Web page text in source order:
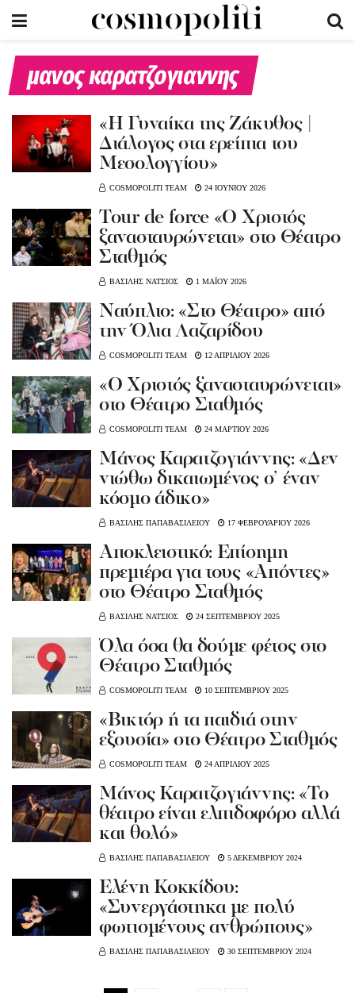
μανος καρατζογιαννης
«Η Γυναίκα της Ζάκυθος |
Διάλογος στα ερείπια του
Μεσολογγίου»
COSMOPOLITI TEAM 24 ΙΟΥΝΙΟΥ 2026
Tour de force «Ο Χριστός
ξανασταυρώνεται» στο Θέατρο
Σταθμός
ΒΑΣΙΛΗΣ ΝΑΤΣΙΟΣ 1 ΜΑΪΟΥ 2026
Ναύπλιο: «Στο Θέατρο» από
την Όλια Λαζαρίδου
COSMOPOLITI TEAM 12 ΑΠΡΙΛΙΟΥ 2026
«Ο Χριστός ξανασταυρώνεται»
στο Θέατρο Σταθμός
COSMOPOLITI TEAM 24 ΜΑΡΤΙΟΥ 2026
Μάνος Καρατζογιάννης: «Δεν
νιώθω δικαιωμένος σ’ έναν
κόσμο άδικο»
ΒΑΣΙΛΗΣ ΠΑΠΑΒΑΣΙΛΕΙΟΥ 17 ΦΕΒΡΟΥΑΡΙΟΥ 2026
Αποκλειστικό: Επίσημη
πρεμιέρα για τους «Απόντες»
στο Θέατρο Σταθμός
ΒΑΣΙΛΗΣ ΝΑΤΣΙΟΣ 24 ΣΕΠΤΕΜΒΡΙΟΥ 2025
Όλα όσα θα δούμε φέτος στο
Θέατρο Σταθμός
COSMOPOLITI TEAM 10 ΣΕΠΤΕΜΒΡΙΟΥ 2025
«Βικτόρ ή τα παιδιά στην
εξουσία» στο Θέατρο Σταθμός
COSMOPOLITI TEAM 24 ΑΠΡΙΛΙΟΥ 2025
Mάνος Καρατζογιάννης: «Το
θέατρο είναι ελπιδοφόρο αλλά
και θολό»
ΒΑΣΙΛΗΣ ΠΑΠΑΒΑΣΙΛΕΙΟΥ 5 ΔΕΚΕΜΒΡΙΟΥ 2024
Eλένη Κοκκίδου:
«Συνεργάστηκα με πολύ
φωτισμένους ανθρώπους»
ΒΑΣΙΛΗΣ ΠΑΠΑΒΑΣΙΛΕΙΟΥ 30 ΣΕΠΤΕΜΒΡΙΟΥ 2024